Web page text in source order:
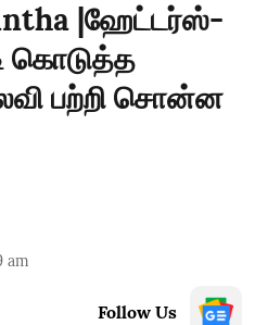
|ஹேட்டர்ஸ்-
கொடுத்த
பற்றி சொன்ன
am
Follow Us